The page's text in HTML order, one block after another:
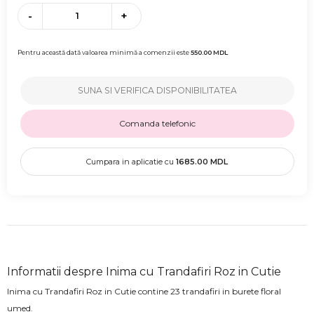
- +
Pentru această dată valoarea minimă a comenzii este550.00MDL
SUNA SI VERIFICA DISPONIBILITATEA
Comanda telefonic
Cumpara in aplicatie cu 1685.00 MDL
Informatii despre Inima cu Trandafiri Roz in Cutie
Inima cu Trandafiri Roz in Cutie contine 23 trandafiri in burete floral
umed.